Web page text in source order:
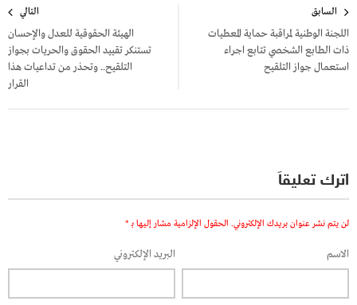
المقالات
السابق
اللجنة الوطنية لمراقبة حماية المعطيات
ذات الطابع الشخصي تتابع اجراء
استعمال جواز التلقيح
التالي
الهيئة الحقوقية للعدل والإحسان
تستنكر تقييد الحقوق والحريات بجواز
التلقيح.. وتحذر من تداعيات هذا
القرار
اترك تعليقاً
لن يتم نشر عنوان بريدك الإلكتروني. الحقول الإلزامية مشار إليها بـ *
الاسم البريد الإلكتروني